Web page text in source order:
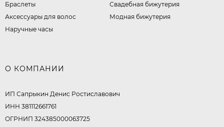
Браслеты
Аксессуары для волос
Наручные часы
Свадебная бижутерия
Модная бижутерия
О КОМПАНИИ
ИП Сапрыкин Денис Ростиславович
ИНН 381112661761
ОГРНИП 324385000063725